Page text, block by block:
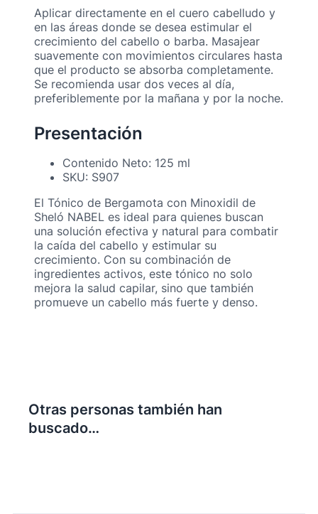
Aplicar directamente en el cuero cabelludo y
en las áreas donde se desea estimular el
crecimiento del cabello o barba. Masajear
suavemente con movimientos circulares hasta
que el producto se absorba completamente.
Se recomienda usar dos veces al día,
preferiblemente por la mañana y por la noche.
Presentación
Contenido Neto: 125 ml
SKU: S907
El Tónico de Bergamota con Minoxidil de
Sheló NABEL es ideal para quienes buscan
una solución efectiva y natural para combatir
la caída del cabello y estimular su
crecimiento. Con su combinación de
ingredientes activos, este tónico no solo
mejora la salud capilar, sino que también
promueve un cabello más fuerte y denso.
Otras personas también han
buscado…